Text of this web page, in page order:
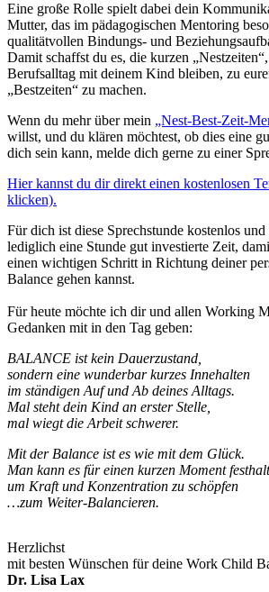
Eine große Rolle spielt dabei dein
Mutter, das im pädagogischen Mentoring
qualitätvollen Bindungs- und
Damit schaffst du es, die kurzen
Berufsalltag mit deinem Kind bleiben, zu
„Bestzeiten“ zu machen.
Wenn du mehr über mein „Nest-Best-Zeit-
willst, und du klären möchtest, ob dies eine
dich sein kann, melde dich gerne zu einer
Hier kannst du dir direkt einen kostenlosen
klicken).
Für dich ist diese Sprechstunde kostenlos
lediglich eine Stunde gut investierte Zeit,
einen wichtigen Schritt in Richtung deiner
Balance gehen kannst.
Für heute möchte ich dir und allen Working
Gedanken mit in den Tag geben:
BALANCE ist kein Dauerzustand,
sondern eine wunderbar kurzes Innehalten
im ständigen Auf und Ab deines Alltags.
Mal steht dein Kind an erster Stelle,
mal wiegt die Arbeit schwerer.
Mit der Balance ist es wie mit dem Glück.
Man kann es für einen kurzen Moment
um Kraft und Konzentration zu schöpfen
…zum Weiter-Balancieren.
Herzlichst
mit besten Wünschen für deine Work Child
Dr. Lisa Lax